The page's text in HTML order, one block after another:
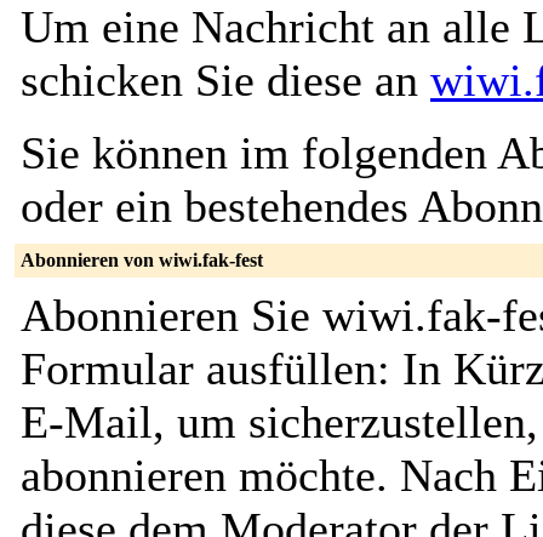
Um eine Nachricht an alle
schicken Sie diese an
Sie können im folgenden
oder ein bestehendes
Abonnieren von wiwi.fak-fest
Abonnieren Sie wiwi.fak-
Formular ausfüllen: In
E-Mail, um
abonnieren möchte. Nach